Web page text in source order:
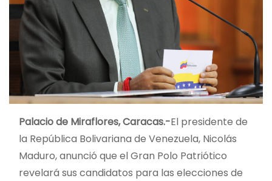
Palacio de Miraflores, Caracas.-El presidente de
la República Bolivariana de Venezuela, Nicolás
Maduro, anunció que el Gran Polo Patriótico
revelará sus candidatos para las elecciones de